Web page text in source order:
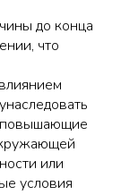
до конца
что
повышающие
или
условия